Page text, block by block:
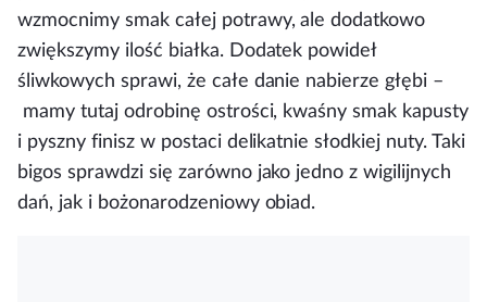
wzmocnimy smak całej potrawy, ale dodatkowo
zwiększymy ilość białka. Dodatek powideł
śliwkowych sprawi, że całe danie nabierze głębi –
mamy tutaj odrobinę ostrości, kwaśny smak kapusty
i pyszny finisz w postaci delikatnie słodkiej nuty. Taki
bigos sprawdzi się zarówno jako jedno z wigilijnych
dań, jak i bożonarodzeniowy obiad.